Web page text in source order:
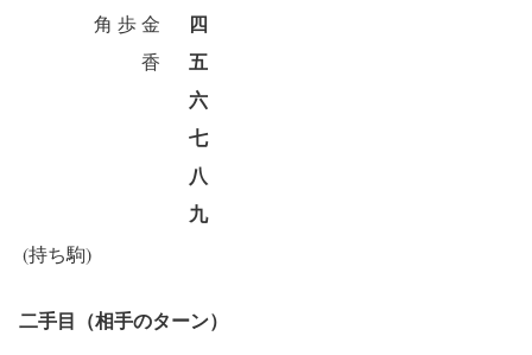
角 歩金 四
香
五
六
七
八
九
(持ち駒)
二手目（相手のターン）